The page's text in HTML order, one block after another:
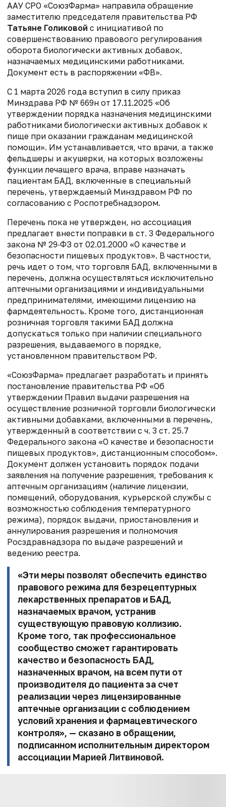
ААУ СРО «СоюзФарма» направила обращение
заместителю председателя правительства РФ
Татьяне Голиковой с инициативой по
совершенствованию правового регулирования
оборота биологически активных добавок,
назначаемых медицинскими работниками.
Документ есть в распоряжении «ФВ».
С 1 марта 2026 года вступил в силу приказ
Минздрава РФ № 669н от 17.11.2025 «Об
утверждении порядка назначения медицинскими
работниками биологически активных добавок к
пище при оказании гражданам медицинской
помощи». Им устанавливается, что врачи, а также
фельдшеры и акушерки, на которых возложены
функции лечащего врача, вправе назначать
пациентам БАД, включенные в специальный
перечень, утверждаемый Минздравом РФ по
согласованию с Роспотребнадзором.
Перечень пока не утвержден, но ассоциация
предлагает внести поправки в ст. 3 Федерального
закона № 29‑ФЗ от 02.01.2000 «О качестве и
безопасности пищевых продуктов». В частности,
речь идет о том, что торговля БАД, включенными в
перечень, должна осуществляться исключительно
аптечными организациями и индивидуальными
предпринимателями, имеющими лицензию на
фармдеятельность. Кроме того, дистанционная
розничная торговля такими БАД должна
допускаться только при наличии специального
разрешения, выдаваемого в порядке,
установленном правительством РФ.
«СоюзФарма» предлагает разработать и принять
постановление правительства РФ «Об
утверждении Правил выдачи разрешения на
осуществление розничной торговли биологически
активными добавками, включенными в перечень,
утвержденный в соответствии с ч. 3 ст. 25.7
Федерального закона «О качестве и безопасности
пищевых продуктов», дистанционным способом».
Документ должен установить порядок подачи
заявления на получение разрешения, требования к
аптечным организациям (наличие лицензии,
помещений, оборудования, курьерской службы с
возможностью соблюдения температурного
режима), порядок выдачи, приостановления и
аннулирования разрешения и полномочия
Росздравнадзора по выдаче разрешений и
ведению реестра.
«Эти меры позволят обеспечить единство
правового режима для безрецептурных
лекарственных препаратов и БАД,
назначаемых врачом, устранив
существующую правовую коллизию.
Кроме того, так профессиональное
сообщество сможет гарантировать
качество и безопасность БАД,
назначенных врачом, на всем пути от
производителя до пациента за счет
реализации через лицензированные
аптечные организации с соблюдением
условий хранения и фармацевтического
контроля», — сказано в обращении,
подписанном исполнительным директором
ассоциации Марией Литвиновой.